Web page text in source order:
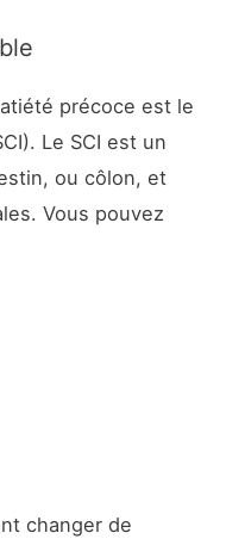
précoce est le
Le SCI est un
ou côlon, et
Vous pouvez
changer de